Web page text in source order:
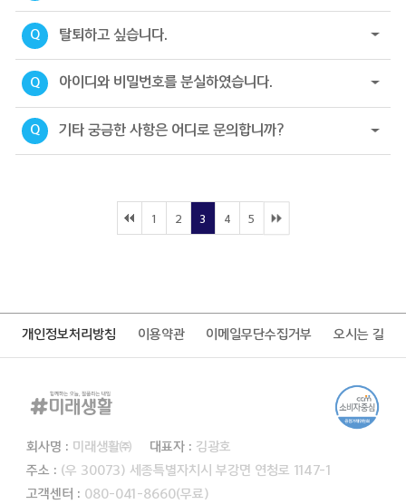
Q 탈퇴하고 싶습니다.
Q 아이디와 비밀번호를 분실하였습니다.
Q 기타 궁금한 사항은 어디로 문의합니까?
1 2 3 4 5
개인정보처리방침 이용약관 이메일무단수집거부 오시는 길
회사명 : 미래생활㈜ 대표자 : 김광호
주소 : (우 30073) 세종특별자치시 부강면 연청로 1147-1
고객센터 : 080-041-8660(무료)